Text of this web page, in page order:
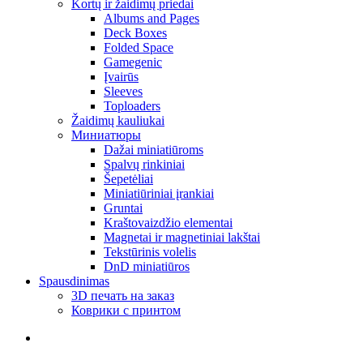
Kortų ir žaidimų priedai
Albums and Pages
Deck Boxes
Folded Space
Gamegenic
Įvairūs
Sleeves
Toploaders
Žaidimų kauliukai
Миниатюры
Dažai miniatiūroms
Spalvų rinkiniai
Šepetėliai
Miniatiūriniai įrankiai
Gruntai
Kraštovaizdžio elementai
Magnetai ir magnetiniai lakštai
Tekstūrinis volelis
DnD miniatiūros
Spausdinimas
3D печать на заказ
Коврики с принтом